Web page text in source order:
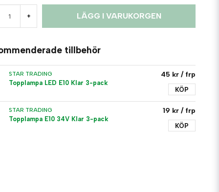
+ LÄGG I VARUKORGEN
tillbehör
STAR TRADING
Topplampa LED E10 Klar 3-pack
45 kr / frp
KÖP
STAR TRADING
Topplampa E10 34V Klar 3-pack
19 kr / frp
KÖP